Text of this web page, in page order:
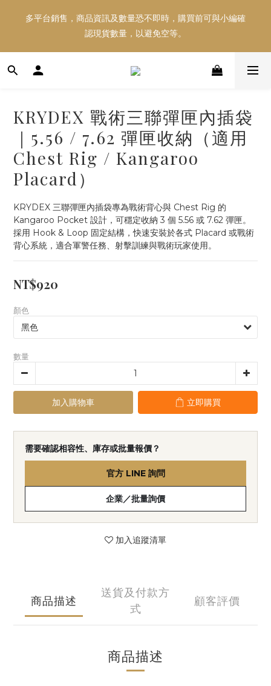
多平台銷售，商品資訊及數量恐不即時，購買前可與小編確
認現貨數量，以避免空等。
多平台銷售，商品資訊及數量恐不即時，購買前可與小編確
認現貨數量，以避免空等。
好東西跟好朋友分享～推薦好友一同享100元購物金！！！
多平台銷售，商品資訊及數量恐不即時，購買前可與小編確
認現貨數量，以避免空等。
KRYDEX 戰術三聯彈匣內插袋
｜5.56 / 7.62 彈匣收納（適用
Chest Rig / Kangaroo
Placard）
KRYDEX 三聯彈匣內插袋專為戰術背心與 Chest Rig 的
Kangaroo Pocket 設計，可穩定收納 3 個 5.56 或 7.62 彈匣。
採用 Hook & Loop 固定結構，快速安裝於各式 Placard 或戰術
背心系統，適合軍警任務、射擊訓練與戰術玩家使用。
NT$920
顏色
數量
加入購物車 立即購買
需要確認相容性、庫存或批量報價？
官方 LINE 詢問
企業／批量詢價
加入追蹤清單
商品描述
送貨及付款方
式
顧客評價
商品描述